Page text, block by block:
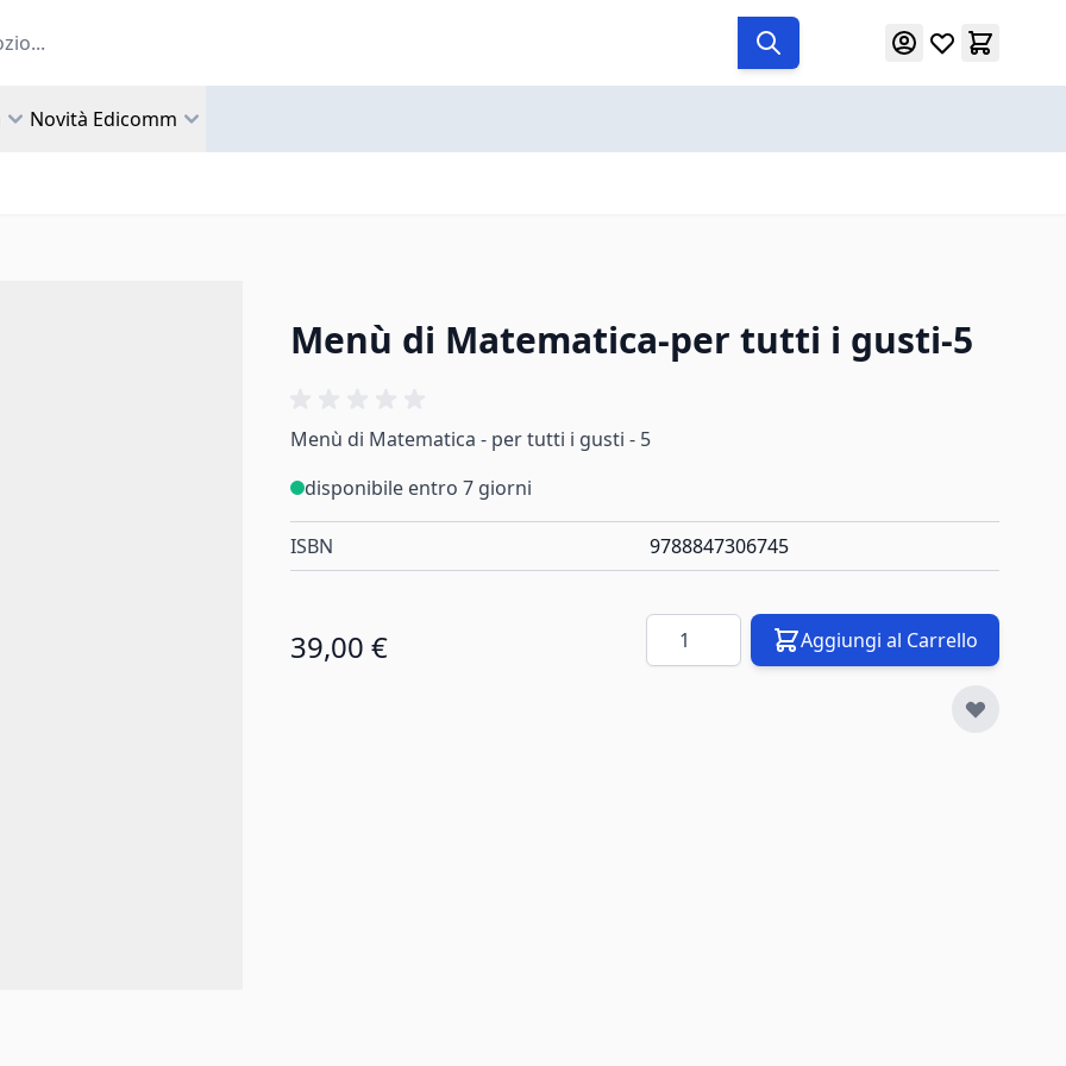
Novità Edicomm
Menù di Matematica-per tutti i gusti-5
Menù di Matematica - per tutti i gusti - 5
disponibile entro 7 giorni
ISBN 9788847306745
39,00 € Quantità Aggiungi al Carrello